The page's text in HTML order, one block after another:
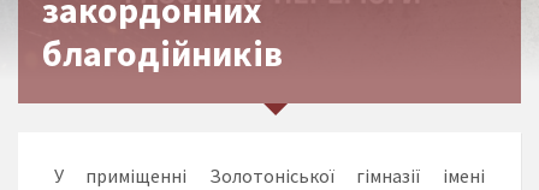
закордонних
благодійників
У приміщенні Золотоніської гімназії імені